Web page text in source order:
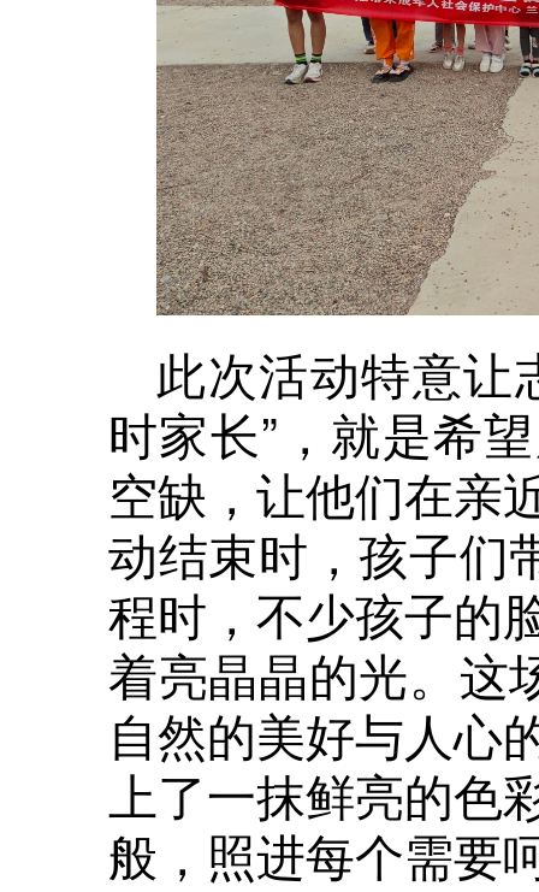
此次活动特意让
时家长”，就是希
空缺，让他们在亲
动结束时，孩子们
程时，不少孩子的
着亮晶晶的光。这
自然的美好与人心
上了一抹鲜亮的色
般，照进每个需要